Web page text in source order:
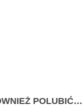
POLUBIĆ…